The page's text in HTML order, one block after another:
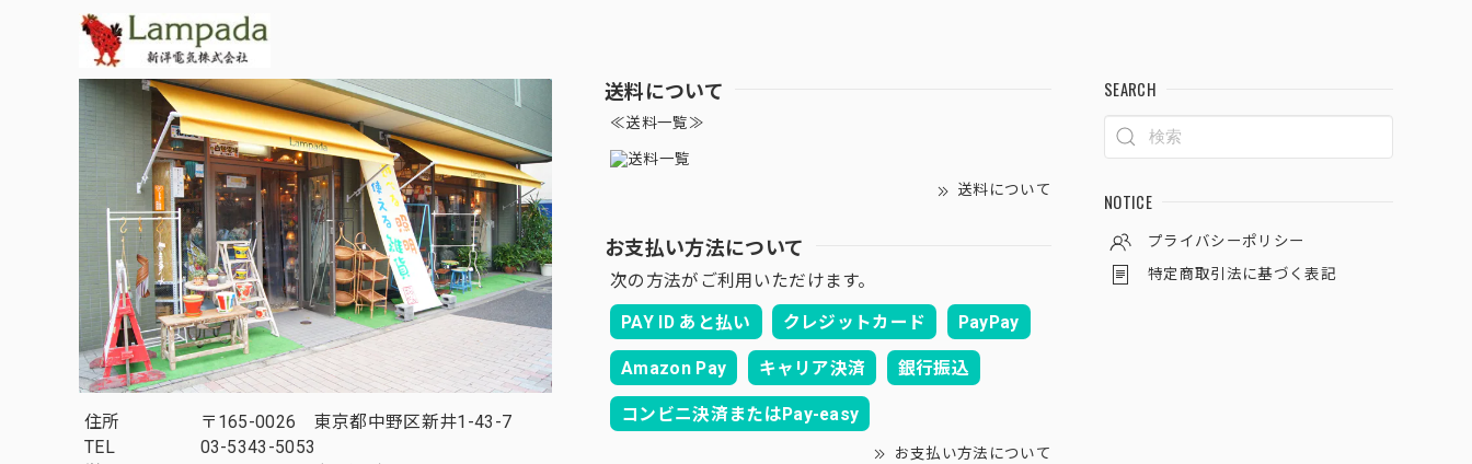
住所
〒165-0026 東京都中野区新井1-43-7
TEL
03-5343-5053
送料について
≪送料一覧≫
送料について
お支払い方法について
次の方法がご利用いただけます。
PAY ID あと払い
クレジットカード PayPay
Amazon Pay キャリア決済 銀行振込
コンビニ決済またはPay-easy
お支払い方法について
SEARCH
NOTICE
プライバシーポリシー
特定商取引法に基づく表記